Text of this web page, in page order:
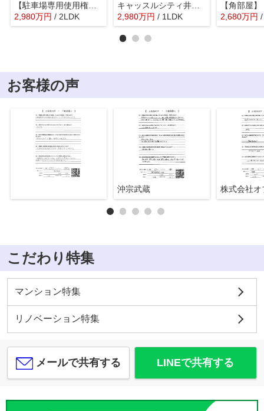
【駐車場専用使用権付き】阿佐谷コーポラス5階
2,980万円 / 2LDK
キャッスルシティ井荻駅前 1階
2,980万円 / 1LDK 2,680万円
お客様の声
沖宗武蔵
こだわり特集
マンション特集
リノベーション特集
メールで共有する LINEで共有する